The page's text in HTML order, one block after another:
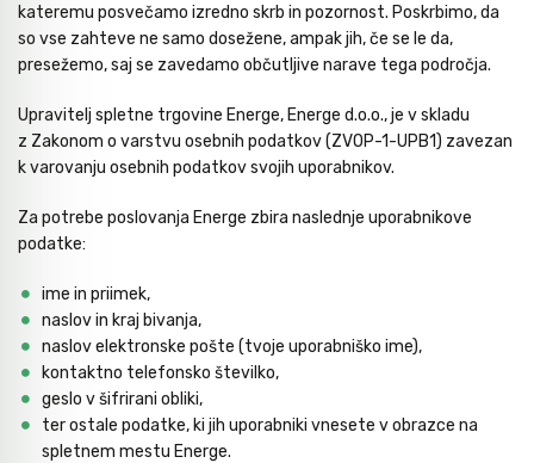
kateremu posvečamo izredno skrb in pozornost. Poskrbimo, da
so vse zahteve ne samo dosežene, ampak jih, če se le da,
presežemo, saj se zavedamo občutljive narave tega področja.
Upravitelj spletne trgovine Energe, Energe d.o.o., je v skladu
z Zakonom o varstvu osebnih podatkov (ZVOP-1-UPB1) zavezan
k varovanju osebnih podatkov svojih uporabnikov.
Za potrebe poslovanja Energe zbira naslednje uporabnikove
podatke:
ime in priimek,
naslov in kraj bivanja,
naslov elektronske pošte (tvoje uporabniško ime),
kontaktno telefonsko številko,
geslo v šifrirani obliki,
ter ostale podatke, ki jih uporabniki vnesete v obrazce na
spletnem mestu Energe.
Moduli za orodje
Kompleti orodja
Moment ključi in merilniki navora
Izvijači
Roto rezkarji
Navojni svedri in čeljusti
Svedri za steklo
Diamantno orodje
Pnevmatsko orodje
Stroji za obdelovanje cevi
Dvižna tehnika
Navijalci cevi in kablov
Merilne ure
Ravnila in kotniki
Laserji / gradbeništvo
Merilni instrumenti